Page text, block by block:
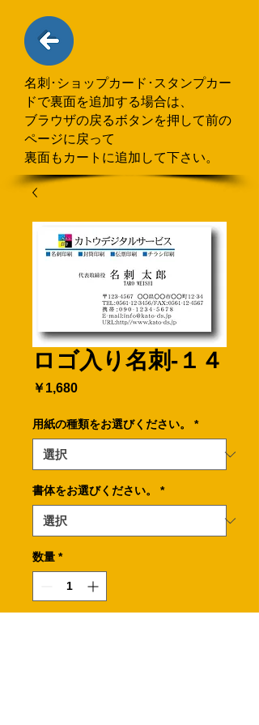
名刺･ショップカード･スタンプカー
ドで​裏面を追加する場合は、
ブラウザの戻るボタンを押して前の
ページに戻って
裏面もカートに追加して下さい。
ロゴ入り名刺-１４
￥1,680価
用紙の種類をお選びください。 *
書体をお選びください。 *
数量 *